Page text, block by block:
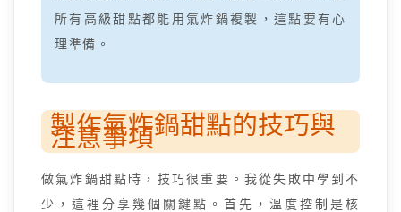
所有高級甜點都能用氣炸鍋複製，這點要有心
理準備。
製作氣炸鍋甜點的技巧與
注意事項
做氣炸鍋甜點時，技巧很重要。我從失敗中學到不
少，這裡分享幾個關鍵點。首先，溫度控制是核